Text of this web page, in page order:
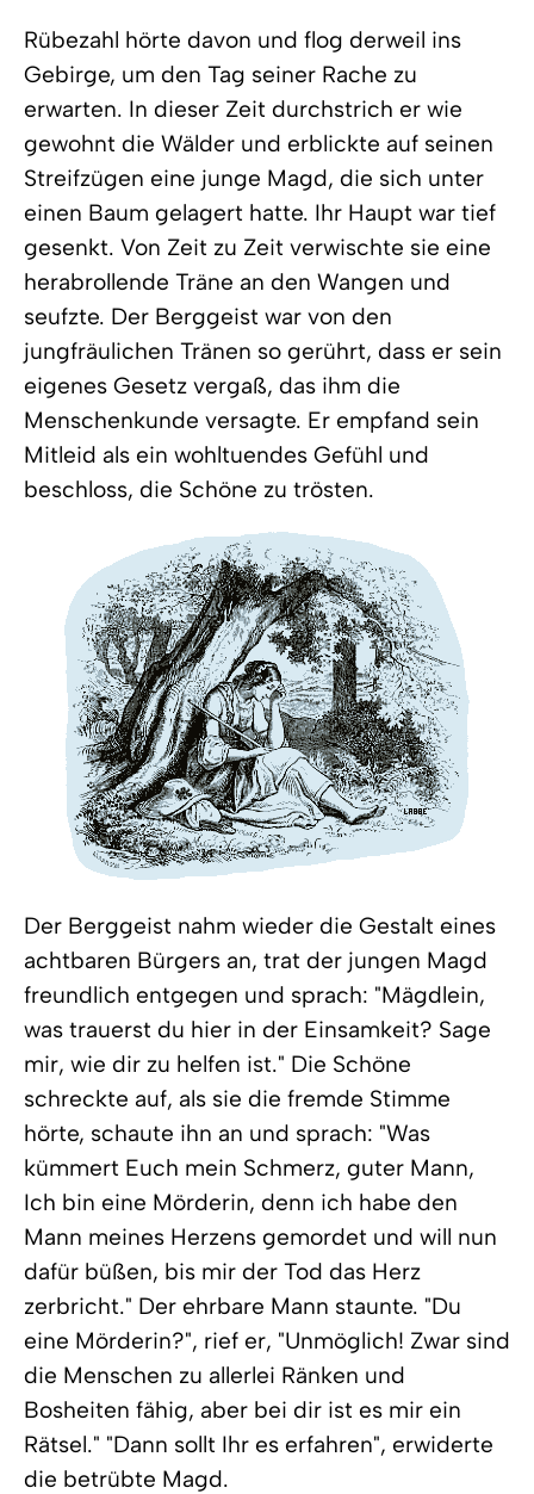
Rübezahl hörte davon und flog derweil ins
Gebirge, um den Tag seiner Rache zu
erwarten. In dieser Zeit durchstrich er wie
gewohnt die Wälder und erblickte auf seinen
Streifzügen eine junge Magd, die sich unter
einen Baum gelagert hatte. Ihr Haupt war tief
gesenkt. Von Zeit zu Zeit verwischte sie eine
herabrollende Träne an den Wangen und
seufzte. Der Berggeist war von den
jungfräulichen Tränen so gerührt, dass er sein
eigenes Gesetz vergaß, das ihm die
Menschenkunde versagte. Er empfand sein
Mitleid als ein wohltuendes Gefühl und
beschloss, die Schöne zu trösten.
Der Berggeist nahm wieder die Gestalt eines
achtbaren Bürgers an, trat der jungen Magd
freundlich entgegen und sprach: "Mägdlein,
was trauerst du hier in der Einsamkeit? Sage
mir, wie dir zu helfen ist." Die Schöne
schreckte auf, als sie die fremde Stimme
hörte, schaute ihn an und sprach: "Was
kümmert Euch mein Schmerz, guter Mann,
Ich bin eine Mörderin, denn ich habe den
Mann meines Herzens gemordet und will nun
dafür büßen, bis mir der Tod das Herz
zerbricht." Der ehrbare Mann staunte. "Du
eine Mörderin?", rief er, "Unmöglich! Zwar sind
die Menschen zu allerlei Ränken und
Bosheiten fähig, aber bei dir ist es mir ein
Rätsel." "Dann sollt Ihr es erfahren", erwiderte
die betrübte Magd.